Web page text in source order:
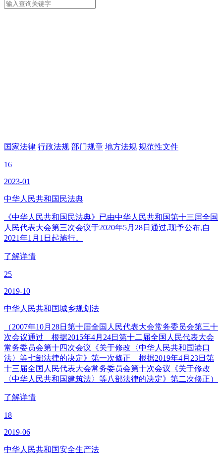
国家法律 行政法规 部门规章 地方法规 规范性文件
16
2023-01
中华人民共和国民法典
《中华人民共和国民法典》已由中华人民共和国第十三届全国
人民代表大会第三次会议于2020年5月28日通过,现予公布,自
2021年1月1日起施行。
了解详情
25
2019-10
中华人民共和国城乡规划法
（2007年10月28日第十届全国人民代表大会常务委员会第三十
次会议通过 根据2015年4月24日第十二届全国人民代表大会
常务委员会第十四次会议《关于修改〈中华人民共和国港口
法〉等七部法律的决定》第一次修正 根据2019年4月23日第
十三届全国人民代表大会常务委员会第十次会议《关于修改
〈中华人民共和国建筑法〉等八部法律的决定》第二次修正）
了解详情
18
2019-06
中华人民共和国安全生产法